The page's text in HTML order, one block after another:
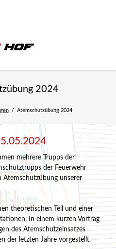
2024
Atemschutzübung 2024
mehrere Trupps der
der Feuerwehr
Atemschutzübung unserer
theoretischen Teil und einer
In einem kurzen Vortrag
des Atemschutzeinsatzes
der letzten Jahre vorgestellt.